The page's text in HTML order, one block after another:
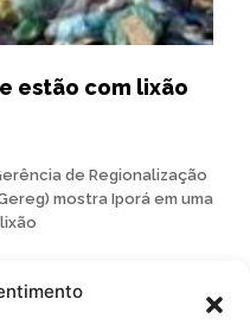
estão com lixão
de Regionalização
mostra Iporá em uma